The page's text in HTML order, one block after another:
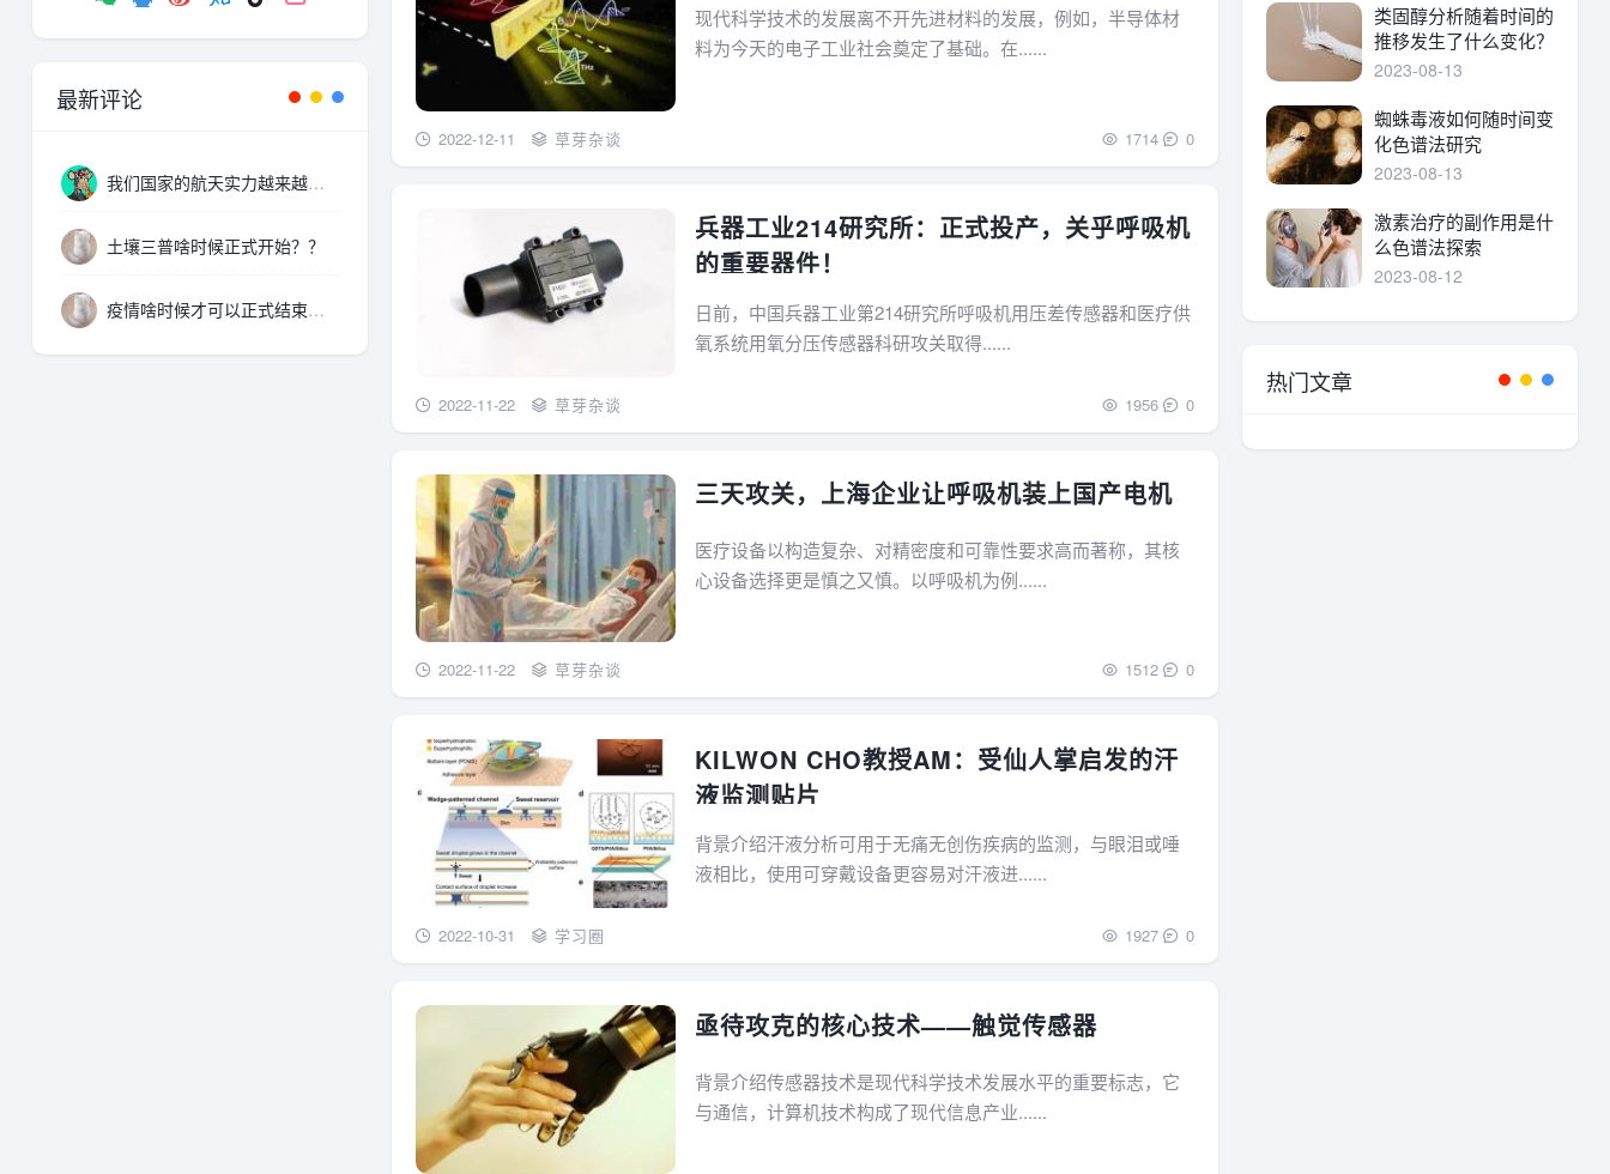
现代科学技术的发展离不开先进材料的发展，例如，半导体材
料为今天的电子工业社会奠定了基础。在......
2022-12-11 草芽杂谈 1714 0
兵器工业214研究所：正式投产，关乎呼吸机
的重要器件！
日前，中国兵器工业第214研究所呼吸机用压差传感器和医疗供
氧系统用氧分压传感器科研攻关取得......
2022-11-22 草芽杂谈 1956 0
三天攻关，上海企业让呼吸机装上国产电机
医疗设备以构造复杂、对精密度和可靠性要求高而著称，其核
心设备选择更是慎之又慎。以呼吸机为例......
2022-11-22 草芽杂谈 1512 0
KILWON CHO教授AM：受仙人掌启发的汗
液监测贴片
背景介绍汗液分析可用于无痛无创伤疾病的监测，与眼泪或唾
液相比，使用可穿戴设备更容易对汗液进......
2022-10-31 学习圈 1927 0
亟待攻克的核心技术——触觉传感器
背景介绍传感器技术是现代科学技术发展水平的重要标志，它
与通信，计算机技术构成了现代信息产业......
最新评论
我们国家的航天实力越来越厉害了，支持。
土壤三普啥时候正式开始？？
疫情啥时候才可以正式结束啊。。。
类固醇分析随着时间的
推移发生了什么变化？
2023-08-13
蜘蛛毒液如何随时间变
化色谱法研究
2023-08-13
激素治疗的副作用是什
么色谱法探索
2023-08-12
热门文章